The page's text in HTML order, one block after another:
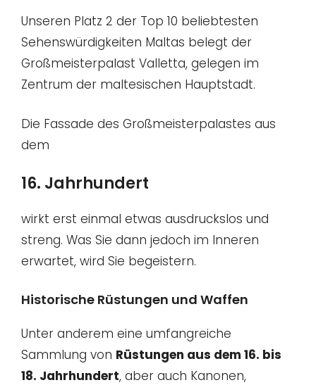
Unseren Platz 2 der Top 10 beliebtesten
Sehenswürdigkeiten Maltas belegt der
Großmeisterpalast Valletta, gelegen im
Zentrum der maltesischen Hauptstadt.
Die Fassade des Großmeisterpalastes aus
dem
16. Jahrhundert
wirkt erst einmal etwas ausdruckslos und
streng. Was Sie dann jedoch im Inneren
erwartet, wird Sie begeistern.
Historische Rüstungen und Waffen
Unter anderem eine umfangreiche
Sammlung von Rüstungen aus dem 16. bis
18. Jahrhundert, aber auch Kanonen,